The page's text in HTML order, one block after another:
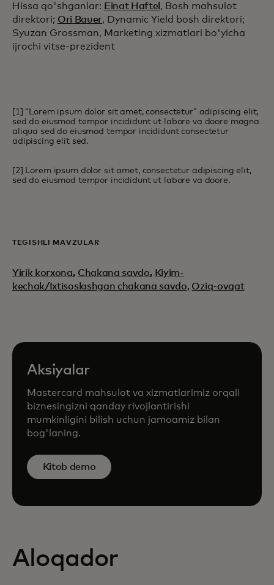
Hissa qo'shganlar: Einat Haftel , Bosh mahsulot
direktori; Ori Bauer, Dynamic Yield bosh direktori;
Syuzan Grossman, Marketing xizmatlari bo'yicha
ijrochi vitse-prezident
[1] “Lorem ipsum dolor sit amet, consectetur” adipiscing elit,
sed do eiusmod tempor incididunt ut labore va doore magna
aliqua sed do eiusmod tempor incididunt consectetur
adipiscing elit sed.
[2] Lorem ipsum dolor sit amet, consectetur adipiscing elit,
sed do eiusmod tempor incididunt ut labore va doore.
TEGISHLI MAVZULAR
Yirik korxona, Chakana savdo, Kiyim-
kechak/Ixtisoslashgan chakana savdo, Oziq-ovqat
Aksiyalar
Mastercard mahsulot va xizmatlarimiz orqali
biznesingizni qanday rivojlantirishi
mumkinligini bilish uchun jamoamiz bilan
bog'laning.
Kitob demo
Aloqador